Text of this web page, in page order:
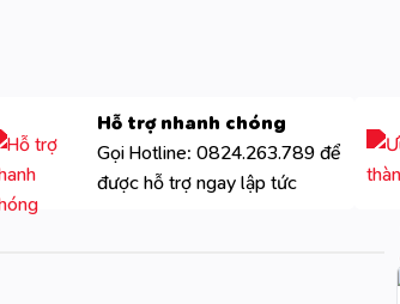
Hỗ trợ nhanh chóng
Gọi Hotline: 0824.263.789 để
được hỗ trợ ngay lập tức